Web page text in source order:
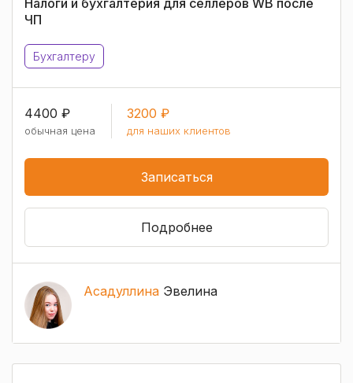
Налоги и бухгалтерия для селлеров WB после
ЧП
Бухгалтеру
4400 ₽
обычная цена
3200 ₽
для наших клиентов
Записаться
Подробнее
Асадуллина Эвелина